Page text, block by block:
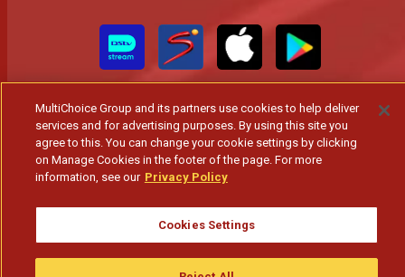
MultiChoice Website Terms of Use
Gerir Cookies
MultiChoice Group and its partners use cookies to help deliver
services and for advertising purposes. By using this site you
agree to this. You can change your cookie settings by clicking
on Manage Cookies in the footer of the page. For more
information, see our Privacy Policy
Cookies Settings